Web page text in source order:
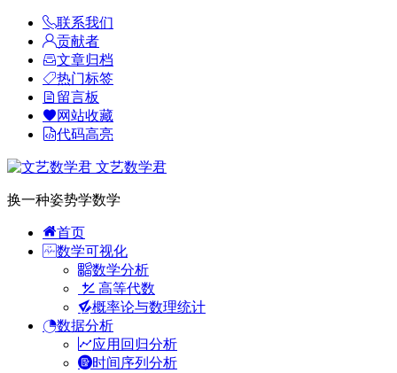
联系我们
贡献者
文章归档
热门标签
留言板
网站收藏
代码高亮
文艺数学君
换一种姿势学数学
首页
数学可视化
数学分析
高等代数
概率论与数理统计
数据分析
应用回归分析
时间序列分析